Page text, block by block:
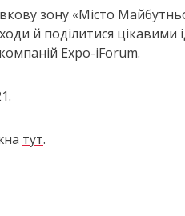
зону «Місто
й поділитися цікавими
Expo-iForum.
тут.